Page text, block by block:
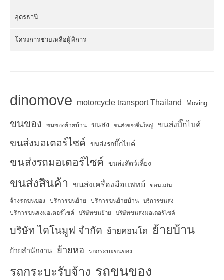
อุดรธานี
โครงการช่วยเหลือผู้พิการ
dinomove motorcycle transport Thailand Moving
ขนของ ขนของย้ายบ้าน ขนส่ง ขนส่งของชิ้นใหญ่ ขนส่งบิ๊กไบค์
ขนส่งมอเตอร์ไซค์ ขนส่งรถบิ๊กไบค์
ขนส่งรถมอเตอร์ไซค์ ขนส่งสัตว์เลี้ยง
ขนส่งสินค้า ขนส่งเครื่องมือแพทย์ ขอนแก่น
จ้างรถขนของ บริการขนย้าย บริการขนย้ายบ้าน บริการขนส่ง
บริการขนส่งมอเตอร์ไซค์ บริษัทขนย้าย บริษัทขนส่งมอเตอร์ไซค์
บริษัท ไดโนมูฟ จำกัด ย้ายคอนโด ย้ายบ้าน
ย้ายสำนักงาน ย้ายหอ รถกระบะขนของ
รถกระบะรับจ้าง รถขนของ